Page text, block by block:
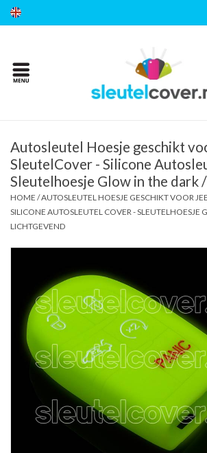
Home
Accessoires
Veelgestelde vragen
Autosleutel Hoesje geschikt
SleutelCover - Silicone
Sleutelhoesje Glow in the dark
HOME /AUTOSLEUTEL HOESJE GESCHIKT VOOR
SILICONE AUTOSLEUTEL COVER - SLEUTELHOESJE
LICHTGEVEND